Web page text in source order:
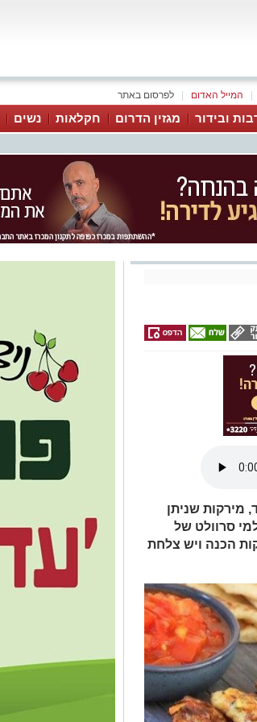
לפרסום באתר המייל האדום
ובידור מגזין הדרום חקלאות נשים
מירקות שניתן
סרוולט של
שהופך אותן אפילו ליותר טעימות. 10 דקות הכנה ויש צלחת